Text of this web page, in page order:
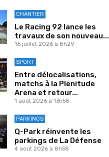
CHANTIER
Le Racing 92 lance les
travaux de son nouveau...
16 juillet 2026 à 8h29
SPORT
Entre délocalisations,
matchs à la Plenitude
Arena et retour...
1 août 2026 à 13h58
PARKINGS
Q-Park réinvente les
parkings de La Défense
4 août 2026 à 8h58